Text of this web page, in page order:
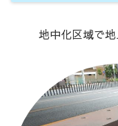
地中化区域で